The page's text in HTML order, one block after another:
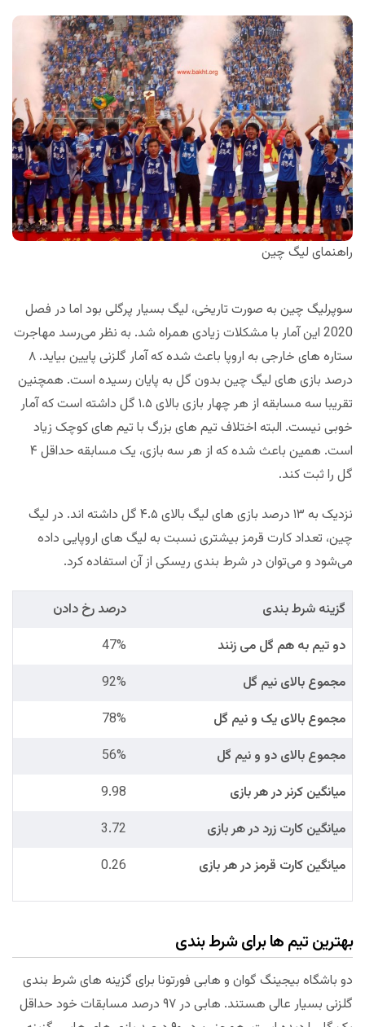
راهنمای لیگ چین
سوپرلیگ چین به صورت تاریخی، لیگ بسیار پرگلی بود اما در فصل
2020 این آمار با مشکلات زیادی همراه شد. به نظر می‌رسد مهاجرت
ستاره های خارجی به اروپا باعث شده که آمار گلزنی پایین بیاید. ۸
درصد بازی های لیگ چین بدون گل به پایان رسیده است. همچنین
تقریبا سه مسابقه از هر چهار بازی بالای ۱.۵ گل داشته است که آمار
خوبی نیست. البته اختلاف تیم های بزرگ با تیم های کوچک زیاد
است. همین باعث شده که از هر سه بازی، یک مسابقه حداقل ۴
گل را ثبت کند.
نزدیک به ۱۳ درصد بازی های لیگ بالای ۴.۵ گل داشته اند. در لیگ
چین، تعداد کارت قرمز بیشتری نسبت به لیگ های اروپایی داده
می‌شود و می‌توان در شرط بندی ریسکی از آن استفاده کرد.
گزینه شرط بندی
درصد رخ دادن
دو تیم به هم گل می زنند
47%
مجموع بالای نیم گل
92%
مجموع بالای یک و نیم گل
78%
مجموع بالای دو و نیم گل
56%
میانگین کرنر در هر بازی
9.98
میانگین کارت زرد در هر بازی
3.72
میانگین کارت قرمز در هر بازی
0.26
بهترین تیم ها برای شرط بندی
دو باشگاه بیجینگ گوان و هابی فورتونا برای گزینه های شرط بندی
گلزنی بسیار عالی هستند. هابی در ۹۷ درصد مسابقات خود حداقل